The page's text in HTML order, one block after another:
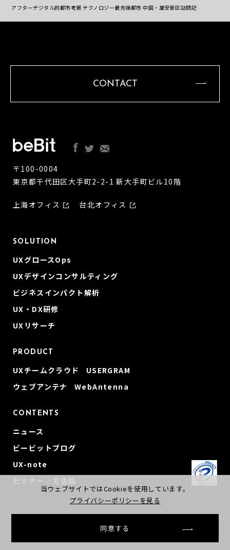
アフターデジタル的都市考察 テクノロジー最先端都市 中国・雄安新区訪問記
CONTACT
〒100-0004
東京都千代田区大手町2-2-1 新大手町ビル10階
上海オフィス 台北オフィス
SOLUTION
UXグロースOps
UXデザインコンサルティング
ビジネスインパクト解析
UX・DX研修
UXリサーチ
PRODUCT
UXチームクラウド USERGRAM
ウェブアンテナ WebAntenna
CONTENTS
ニュース
ビービットブログ
UX-note
セミナー／方法論
プライバシーポリシー © beBit, Inc
当ウェブサイトではCookieを使用しています。
プライバシーポリシーを見る
同意する